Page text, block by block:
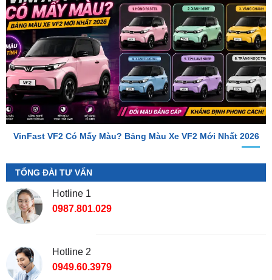
VinFast VF2 Có Mấy Màu? Bảng Màu Xe VF2 Mới Nhất 2026
TỔNG ĐÀI TƯ VẤN
Hotline 1
0987.801.029
Địa Chỉ Shop